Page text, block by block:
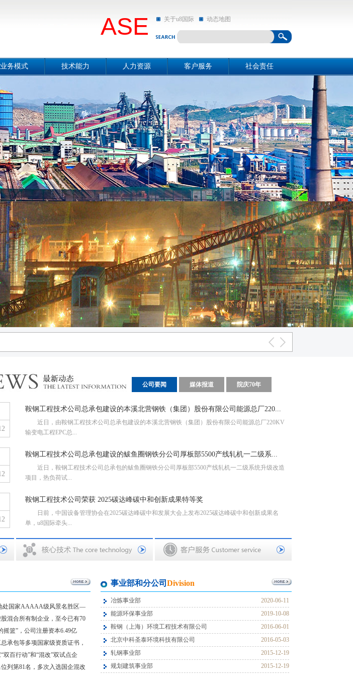
ASE 关于u8国际 动态地图
业务模式
设计咨询
程总承包
能源管理服务
工程监理
技术能力
节能环保技术
城市服务
勘测及岩土工程
智能制造
案例展示
人力资源
招聘信息
客户服务 社会责任
亲和动态
仪式举行
成改革任务！
公司要闻 媒体报道 院庆70年
鞍钢工程技术公司总承包建设的本溪北营钢铁（集团）股份有限公司能源总厂220...
近日，由鞍钢工程技术公司总承包建设的本溪北营钢铁（集团）股份有限公司能源总厂220KV
输变电工程EPC总...
鞍钢工程技术公司总承包建设的鲅鱼圈钢铁分公司厚板部5500产线轧机一二级系...
近日，鞍钢工程技术公司总承包的鲅鱼圈钢铁分公司厚板部5500产线轧机一二级系统升级改造
项目，热负荷试...
鞍钢工程技术公司荣获 2025碳达峰碳中和创新成果特等奖
日前，中国设备管理协会在2025碳达峰碳中和发展大会上发布2025碳达峰碳中和创新成果名
单，u8国际牵头...
国家AAAAA级风景名胜区—
混合所有制企业，至今已有70
篮”，公司注册资本6.49亿
承包等多项国家级资质证书，
百行动”和“混改”双试点企
列第81名，多次入选国企混改
事业部和分公司 Division
2020-06-11
冶炼事业部
2019-10-08
能源环保事业部
2016-06-01
鞍钢（上海）环境工程技术有限公司
2016-05-03
北京中科圣泰环境科技有限公司
2015-12-19
轧钢事业部
2015-12-19
规划建筑事业部